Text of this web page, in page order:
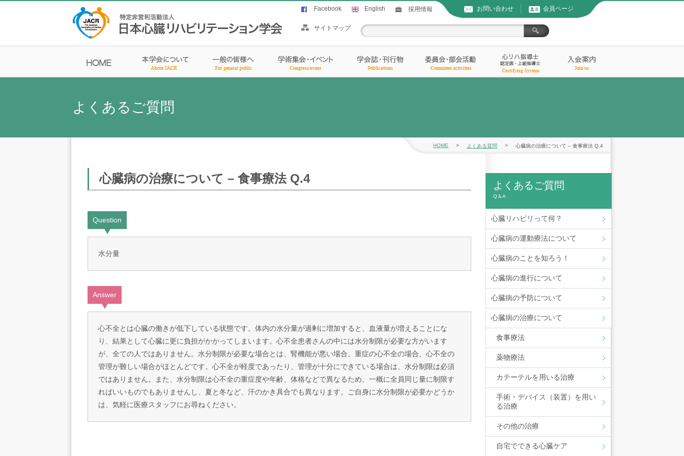
Facebook English 採用情報 お問い合わせ 会員ページ
サイトマップ
よくあるご質問
HOME > よくある質問 > 心臓病の治療について – 食事療法 Q.4
心臓病の治療について – 食事療法 Q.4
Question
水分量
Answer
心不全とは心臓の働きが低下している状態です。体内の水分量が過剰に増加すると、血液量が増えることにな
り、結果として心臓に更に負担がかかってしまいます。心不全患者さんの中には水分制限が必要な方がいます
が、全ての人ではありません。水分制限が必要な場合とは、腎機能が悪い場合、重症の心不全の場合、心不全の
管理が難しい場合がほとんどです。心不全が軽度であったり、管理が十分にできている場合は、水分制限は必須
ではありません。また、水分制限は心不全の重症度や年齢、体格などで異なるため、一概に全員同じ量に制限す
ればいいものでもありませんし、夏と冬など、汗のかき具合でも異なります。ご自身に水分制限が必要かどうか
は、気軽に医療スタッフにお尋ねください。
よくあるご質問
Q＆A
心臓リハビリって何？
心臓病の運動療法について
心臓病のことを知ろう！
心臓病の進行について
心臓病の予防について
心臓病の治療について
食事療法
薬物療法
カテーテルを用いる治療
手術・デバイス（装置）を用い
る治療
その他の治療
自宅でできる心臓ケア